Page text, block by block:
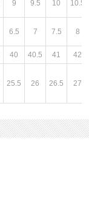
9 9.5 10 10.5
6.5 7 7.5 8
40 40.5 41 42
25.5 26 26.5 27